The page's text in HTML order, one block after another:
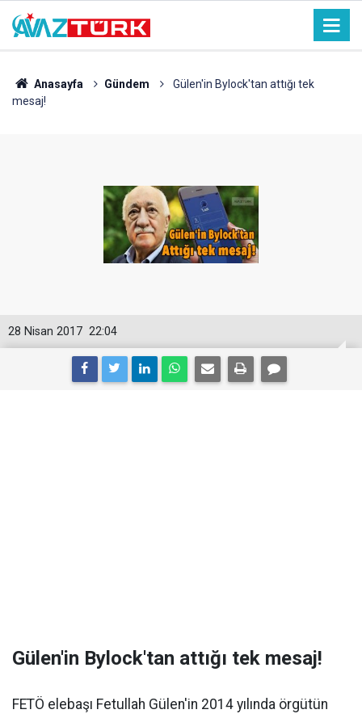
Anasayfa Gündem
Gülen'in Bylock'tan attığı tek
mesaj!
22:04
28 Nisan 2017
Gülen'in Bylock'tan attığı tek mesaj!
FETÖ elebaşı Fetullah Gülen'in 2014 yılında örgütün